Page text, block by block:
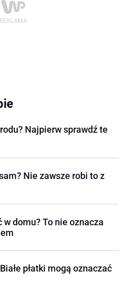
Najpierw sprawdź te
Nie zawsze robi to z
w domu? To nie oznacza
płatki mogą oznaczać